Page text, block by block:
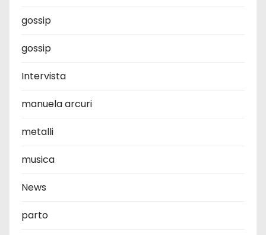
gossip
gossip
Intervista
manuela arcuri
metalli
musica
News
parto